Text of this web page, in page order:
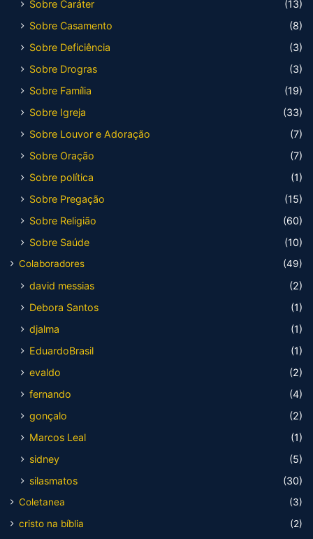
Sobre Caráter
(13)
Sobre Casamento
(8)
Sobre Deficiência
(3)
Sobre Drogras
(3)
Sobre Família
(19)
Sobre Igreja
(33)
Sobre Louvor e Adoração
(7)
Sobre Oração
(7)
Sobre política
(1)
Sobre Pregação
(15)
Sobre Religião
(60)
Sobre Saúde
(10)
Colaboradores (49)
david messias
(2)
Debora Santos
(1)
djalma
(1)
EduardoBrasil
(1)
evaldo
(2)
fernando
(4)
gonçalo
(2)
Marcos Leal
(1)
sidney
(5)
silasmatos
(30)
Coletanea
(3)
cristo na bíblia
(2)